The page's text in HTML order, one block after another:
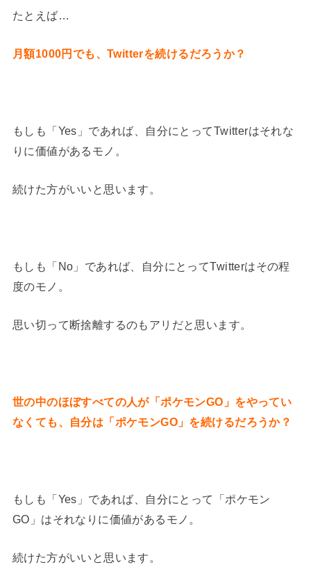
たとえば…
月額1000円でも、Twitterを続けるだろうか？
もしも「Yes」であれば、自分にとってTwitterはそれな
りに価値があるモノ。
続けた方がいいと思います。
もしも「No」であれば、自分にとってTwitterはその程
度のモノ。
思い切って断捨離するのもアリだと思います。
世の中のほぼすべての人が「ポケモンGO」をやってい
なくても、自分は「ポケモンGO」を続けるだろうか？
もしも「Yes」であれば、自分にとって「ポケモン
GO」はそれなりに価値があるモノ。
続けた方がいいと思います。